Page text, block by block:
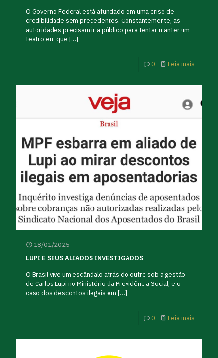
O Governo Federal está afundado em uma crise de
credibilidade sem precedentes. Constantemente, as
autoridades precisam ir a público para tentar manter um
teatro em que […]
0 Leia mais
18/01/2025
LUPI E SEUS ALIADOS INVESTIGADOS
O Brasil vive um escândalo atrás do outro sob a gestão
de Carlos Lupi no Ministério da Previdência Social, e o
caso dos descontos ilegais em […]
0 Leia mais